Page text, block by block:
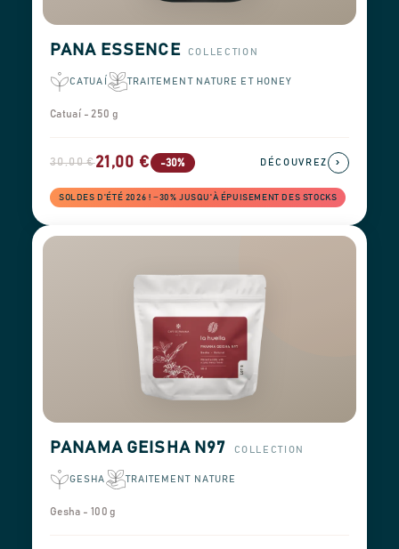
PANA ESSENCE COLLECTION
CATUAÍ TRAITEMENT NATURE ET HONEY
Catuaí - 250 g
30,00 €21,00 € -30%
SOLDES D'ÉTÉ 2026 ! −30% JUSQU'À ÉPUISEMENT DES STOCKS
DÉCOUVREZ ›
PANAMA GEISHA N97 COLLECTION
GESHA TRAITEMENT NATURE
Gesha - 100 g